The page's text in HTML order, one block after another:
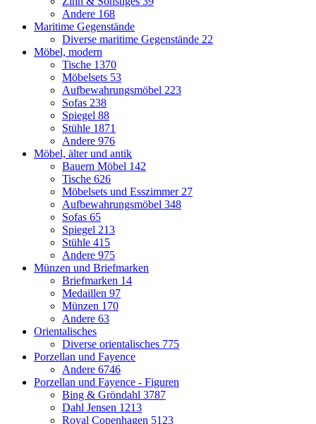
Andere 168
Maritime Gegenstände
Diverse maritime Gegenstände 22
Möbel, modern
Tische 1370
Möbelsets 53
Aufbewahrungsmöbel 223
Sofas 238
Spiegel 88
Stühle 1871
Andere 976
Möbel, älter und antik
Bauern Möbel 142
Tische 626
Möbelsets und Esszimmer 27
Aufbewahrungsmöbel 348
Sofas 65
Spiegel 213
Stühle 415
Andere 975
Münzen und Briefmarken
Briefmarken 14
Medaillen 97
Münzen 170
Andere 63
Orientalisches
Diverse orientalisches 775
Porzellan und Fayence
Andere 6746
Porzellan und Fayence - Figuren
Bing & Gröndahl 3787
Dahl Jensen 1213
Royal Copenhagen 5123